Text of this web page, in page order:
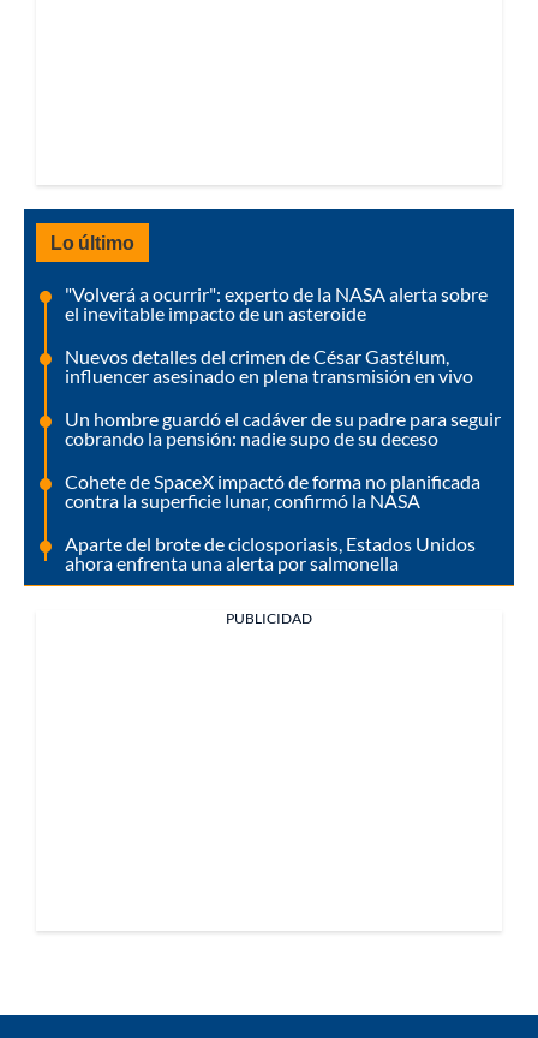
Lo último
"Volverá a ocurrir": experto de la NASA alerta sobre
el inevitable impacto de un asteroide
Nuevos detalles del crimen de César Gastélum,
influencer asesinado en plena transmisión en vivo
Un hombre guardó el cadáver de su padre para seguir
cobrando la pensión: nadie supo de su deceso
Cohete de SpaceX impactó de forma no planificada
contra la superficie lunar, confirmó la NASA
Aparte del brote de ciclosporiasis, Estados Unidos
ahora enfrenta una alerta por salmonella
PUBLICIDAD